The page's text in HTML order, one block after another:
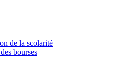
de la scolarité
bourses